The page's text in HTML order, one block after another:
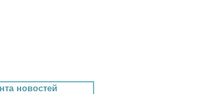
новостей